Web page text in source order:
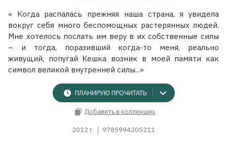
« Когда распалась прежняя наша страна, я увидела
вокруг себя много беспомощных растерянных людей.
Мне хотелось послать им веру в их собственные силы
– и тогда, поразивший когда-то меня, реально
живущий, попугай Кешка возник в моей памяти как
символ великой внутренней силы...»
ПЛАНИРУЮ ПРОЧИТАТЬ
Добавить в коллекцию
2012 г. 9785994205211